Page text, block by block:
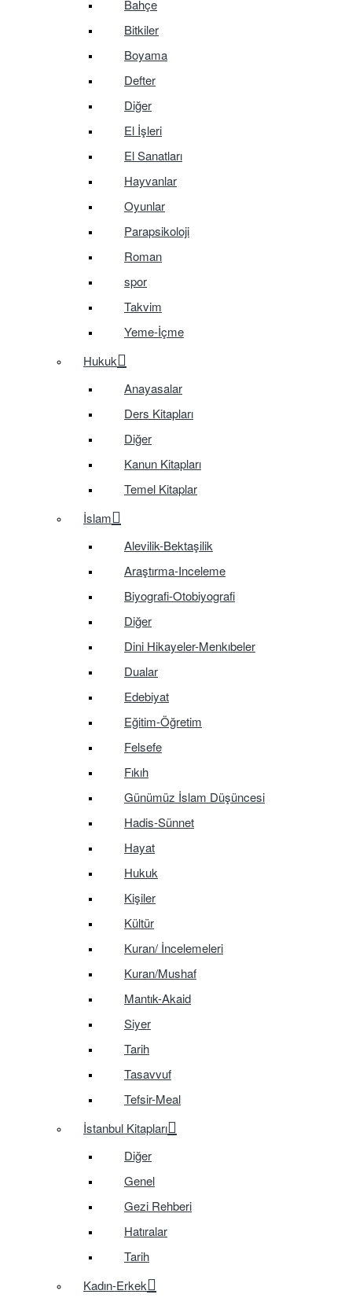
Bahçe
Bitkiler
Boyama
Defter
Diğer
El İşleri
El Sanatları
Hayvanlar
Oyunlar
Parapsikoloji
Roman
spor
Takvim
Yeme-İçme
Hukuk
Anayasalar
Ders Kitapları
Diğer
Kanun Kitapları
Temel Kitaplar
İslam
Alevilik-Bektaşilik
Araştırma-Inceleme
Biyografi-Otobiyografi
Diğer
Dini Hikayeler-Menkıbeler
Dualar
Edebiyat
Eğitim-Öğretim
Felsefe
Fıkıh
Günümüz İslam Düşüncesi
Hadis-Sünnet
Hayat
Hukuk
Kişiler
Kültür
Kuran/ İncelemeleri
Kuran/Mushaf
Mantık-Akaid
Siyer
Tarih
Tasavvuf
Tefsir-Meal
İstanbul Kitapları
Diğer
Genel
Gezi Rehberi
Hatıralar
Tarih
Kadın-Erkek